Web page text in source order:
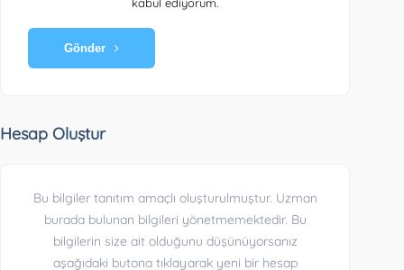
Gönder
Hesap Oluştur
Bu bilgiler tanıtım amaçlı oluşturulmuştur. Uzman
burada bulunan bilgileri yönetmemektedir. Bu
bilgilerin size ait olduğunu düşünüyorsanız
aşağıdaki butona tıklayarak yeni bir hesap